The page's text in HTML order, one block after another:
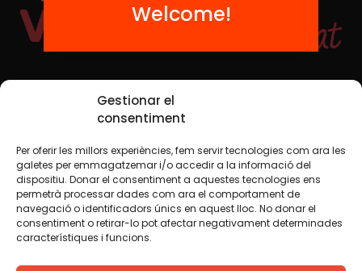
Gestionar el
consentiment
Per oferir les millors experiències, fem servir tecnologies com ara les
galetes per emmagatzemar i/o accedir a la informació del
dispositiu. Donar el consentiment a aquestes tecnologies ens
permetrà processar dades com ara el comportament de
navegació o identificadors únics en aquest lloc. No donar el
consentiment o retirar-lo pot afectar negativament determinades
característiques i funcions.
Social Media
TW YTB IG FB IN
Legal NoticeCookie Policy
Welcome!